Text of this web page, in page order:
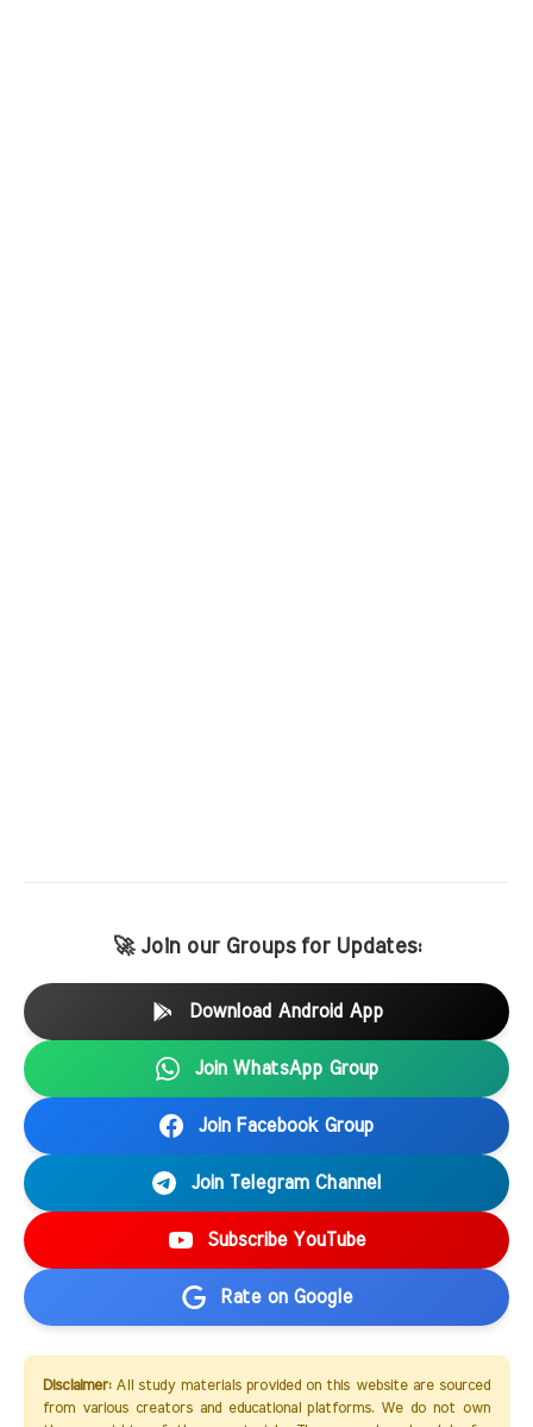
🚀 Join our Groups for Updates:
Download Android App
Join WhatsApp Group
Join Facebook Group
Join Telegram Channel
Subscribe YouTube
Rate on Google
Disclaimer:All study materials provided on this website are sourced
from various creators and educational platforms. We do not own